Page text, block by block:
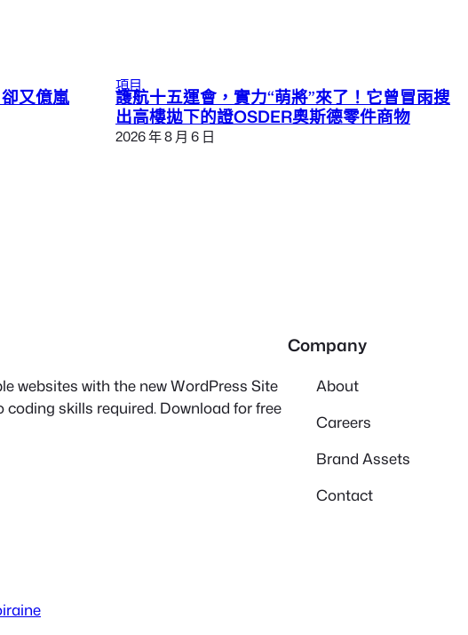
又億嵐
項目
護航十五運會，實力“萌將”來了！它曾冒雨搜
出高樓拋下的證OSDER奧斯德零件商物
2026 年 8 月 6 日
websites with the new WordPress Site
skills required. Download for free
Company
About
Careers
Brand Assets
Contact